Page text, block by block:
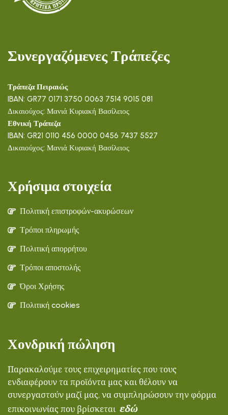
Συνεργαζόμενες Τράπεζες
Τράπεζα Πειραιώς
IBAN: GR77 0171 3750 0063 7514 9015 081
Δικαιούχος: Μανιά Κυριακή Βασίλειος
Εθνική Τράπεζα
IBAN: GR21 0110 456 0000 0456 7437 5527
Δικαιούχος: Μανιά Κυριακή Βασίλειος
Χρήσιμα στοιχεία
Πολιτική επιστροφών-ακυρώσεων
Τρόποι πληρωμής
Πολιτική απορρήτου
Τρόποι αποστολής
Όροι Χρήσης
Πολιτική cookies
Χονδρική πώληση
Παρακαλούμε τους επιχειρηματίες που τους
ενδιαφέρουν τα προϊόντα μας και θέλουν να
συνεργαστούν μαζί μας, να συμπληρώσουν την φόρμα
επικοινωνίας που βρίσκεται εδώ